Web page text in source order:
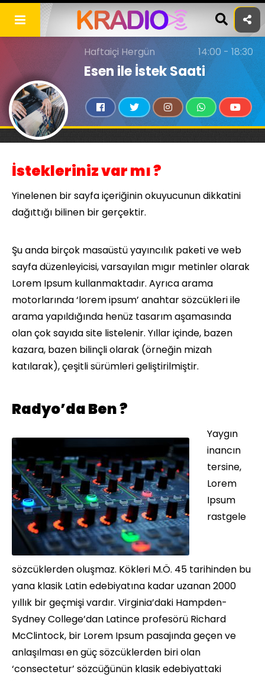
Skip
content
Haftaiçi Hergün
14:00 - 18:30
Esen ile İstek Saati
İstekleriniz var mı ?
Yinelenen bir sayfa içeriğinin okuyucunun dikkatini
dağıttığı bilinen bir gerçektir.
Şu anda birçok masaüstü yayıncılık paketi ve web
sayfa düzenleyicisi, varsayılan mıgır metinler olarak
Lorem Ipsum kullanmaktadır. Ayrıca arama
motorlarında ‘lorem ipsum’ anahtar sözcükleri ile
arama yapıldığında henüz tasarım aşamasında
olan çok sayıda site listelenir. Yıllar içinde, bazen
kazara, bazen bilinçli olarak (örneğin mizah
katılarak), çeşitli sürümleri geliştirilmiştir.
Radyo’da Ben ?
Yaygın
inancın
tersine,
Lorem
Ipsum
rastgele
sözcüklerden oluşmaz. Kökleri M.Ö. 45 tarihinden bu
yana klasik Latin edebiyatına kadar uzanan 2000
yıllık bir geçmişi vardır. Virginia’daki Hampden-
Sydney College’dan Latince profesörü Richard
McClintock, bir Lorem Ipsum pasajında geçen ve
anlaşılması en güç sözcüklerden biri olan
‘consectetur’ sözcüğünün klasik edebiyattaki